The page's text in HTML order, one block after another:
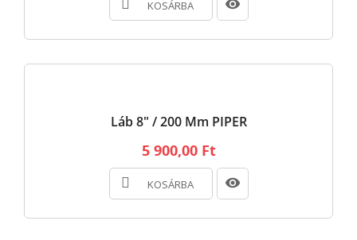
KOSÁRBA
Láb 8" / 200 Mm PIPER
5 900,00 Ft
KOSÁRBA